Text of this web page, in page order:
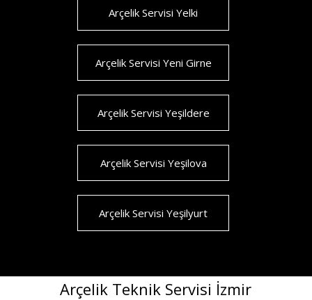
Arçelik Servisi Yelki
Arçelik Servisi Yeni Girne
Arçelik Servisi Yeşildere
Arçelik Servisi Yeşilova
Arçelik Servisi Yeşilyurt
Arçelik Teknik Servisi İzmir